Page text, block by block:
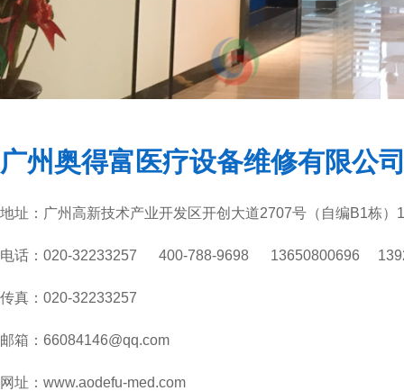
广州奥得富医疗设备维修有限公
地址：广州高新技术产业开发区开创大道2707号（自编B1栋）
电话：020-32233257 400-788-9698 13650800696
传真：020-32233257
邮箱：66084146@qq.com
网址：www.aodefu-med.com